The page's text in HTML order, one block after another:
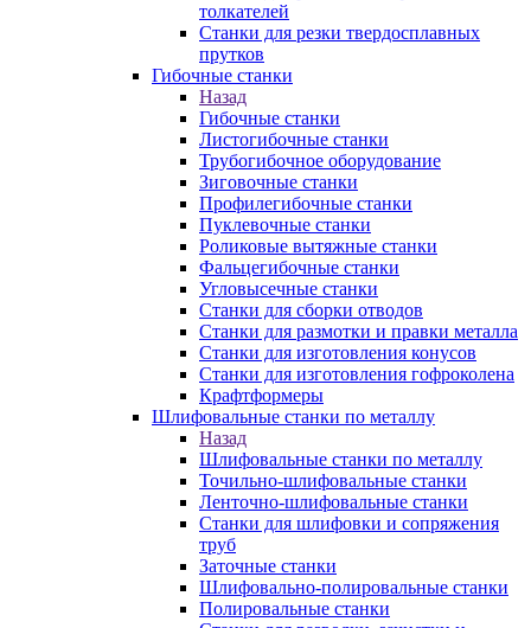
толкателей
Станки для резки твердосплавных
прутков
Гибочные станки
Назад
Гибочные станки
Листогибочные станки
Трубогибочное оборудование
Зиговочные станки
Профилегибочные станки
Пуклевочные станки
Роликовые вытяжные станки
Фальцегибочные станки
Угловысечные станки
Станки для сборки отводов
Станки для размотки и правки металла
Станки для изготовления конусов
Станки для изготовления гофроколена
Крафтформеры
Шлифовальные станки по металлу
Назад
Шлифовальные станки по металлу
Точильно-шлифовальные станки
Ленточно-шлифовальные станки
Станки для шлифовки и сопряжения
труб
Заточные станки
Шлифовально-полировальные станки
Полировальные станки